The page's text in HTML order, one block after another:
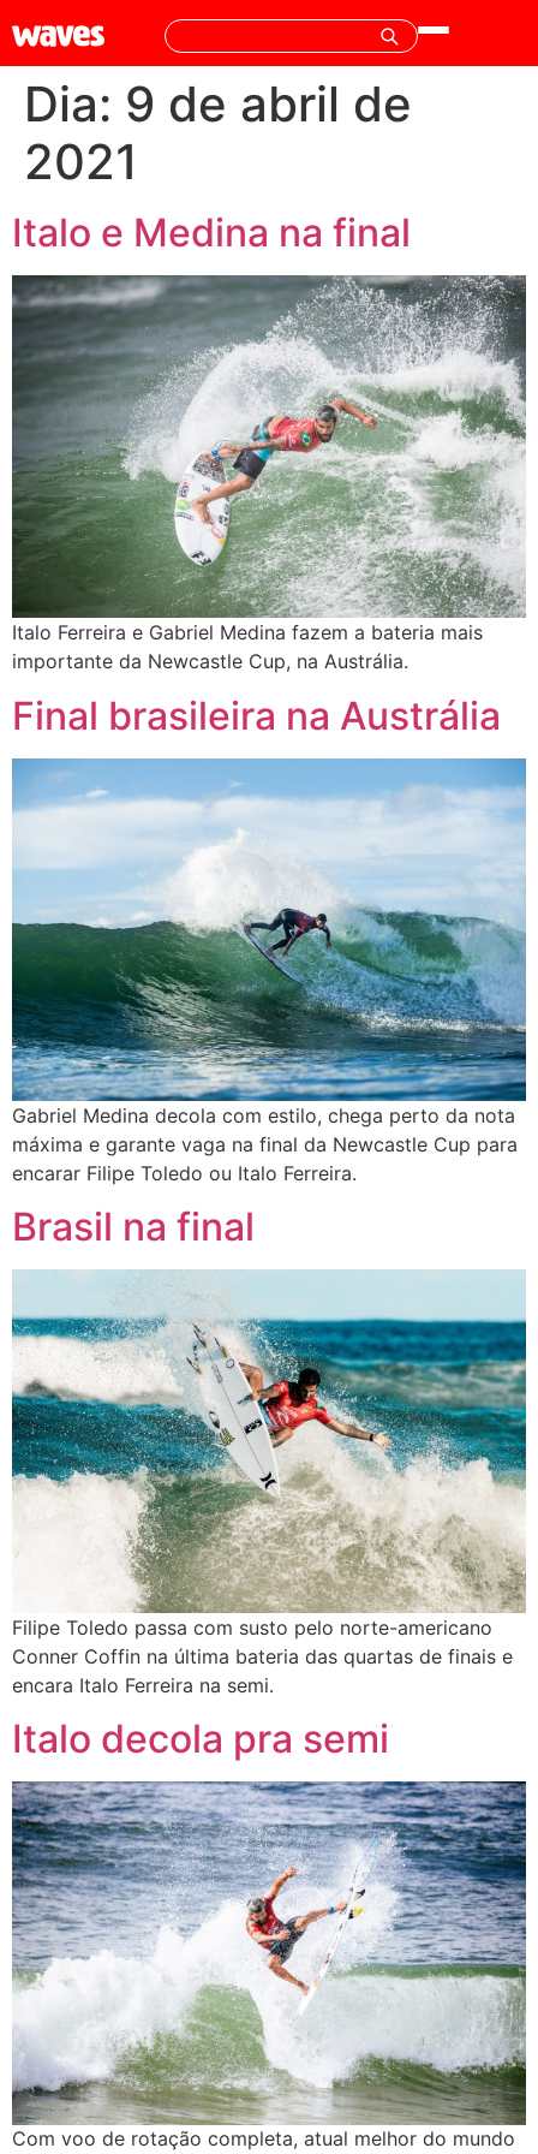
Dia: 9 de abril de
2021
Italo e Medina na final
Italo Ferreira e Gabriel Medina fazem a bateria mais
importante da Newcastle Cup, na Austrália.
Final brasileira na Austrália
Gabriel Medina decola com estilo, chega perto da nota
máxima e garante vaga na final da Newcastle Cup para
encarar Filipe Toledo ou Italo Ferreira.
Brasil na final
Filipe Toledo passa com susto pelo norte-americano
Conner Coffin na última bateria das quartas de finais e
encara Italo Ferreira na semi.
Italo decola pra semi
Com voo de rotação completa, atual melhor do mundo